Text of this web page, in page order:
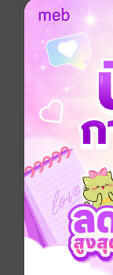
กีฬาไทย vol.1
/ keelathai
นิตยสารกีฬา
No Rating